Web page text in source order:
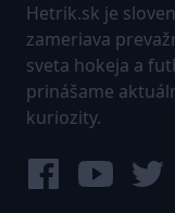
Hetrik.sk je
zameriava
sveta hokeja a
prinášame
kuriozity.